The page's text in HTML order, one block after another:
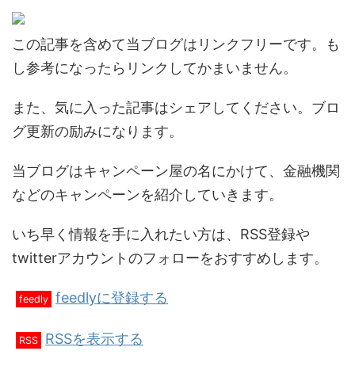
この記事を含めて当ブログはリンクフリーです。も
し参考になったらリンクしてかまいません。
また、気に入った記事はシェアしてください。ブロ
グ更新の励みになります。
当ブログはキャンペーン屋の名にかけて、金融機関
などのキャンペーンを紹介していきます。
いち早く情報を手に入れたい方は、RSS登録や
twitterアカウントのフォローをおすすめします。
feedly feedlyに登録する
RSS RSSを表示する